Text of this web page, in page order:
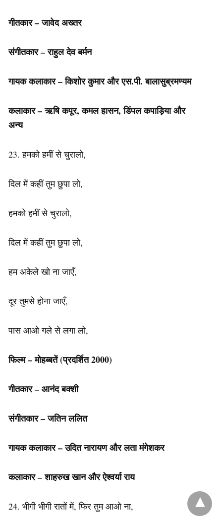
गीतकार – जावेद अख्तर
संगीतकार – राहुल देव बर्मन
गायक कलाकार –किशोर कुमारऔरएस.पी. बालासुब्रमण्यम
कलाकार –ऋषि कपूर, कमल हासन, डिंपल कपाड़िया और
अन्य
23. हमको हमीं से चुरालो,
दिल में कहीं तुम छुपा लो,
हमको हमीं से चुरालो,
दिल में कहीं तुम छुपा लो,
हम अकेले खो ना जाएँ,
दूर तुमसे होना जाएँ,
पास आओ गले से लगा लो,
फिल्म – मोहब्बतें (प्रदर्शित 2000)
गीतकार – आनंद बक्शी
संगीतकार – जतिन ललित
गायक कलाकार – उदित नारायण और लता मंगेशकर
कलाकार – शाहरुख खान और ऐश्वर्या राय
24. भीगी भीगी रातों में, फिर तुम आओ ना,